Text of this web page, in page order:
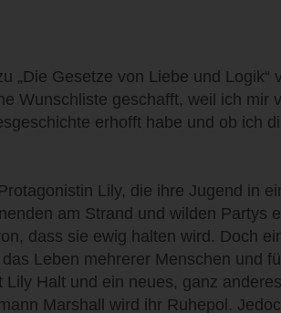
„Die Gesetze von Liebe und Logik“
Wunschliste geschafft, weil ich mir
erhofft habe und ob ich
Lily, die ihre Jugend in
am Strand und wilden Partys
dass sie ewig halten wird. Doch
Leben mehrerer Menschen und
Halt und ein neues, ganz
Marshall wird ihr Ruhepol.